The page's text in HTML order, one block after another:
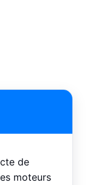
de
moteurs